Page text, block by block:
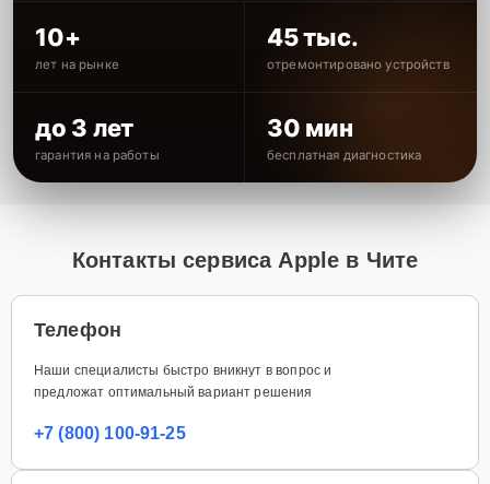
10+
лет на рынке
45 тыс.
отремонтировано устройств
до 3 лет
гарантия на работы
30 мин
бесплатная диагностика
Контакты сервиса Apple в Чите
Телефон
Наши специалисты быстро вникнут в вопрос и
предложат оптимальный вариант решения
+7 (800) 100-91-25